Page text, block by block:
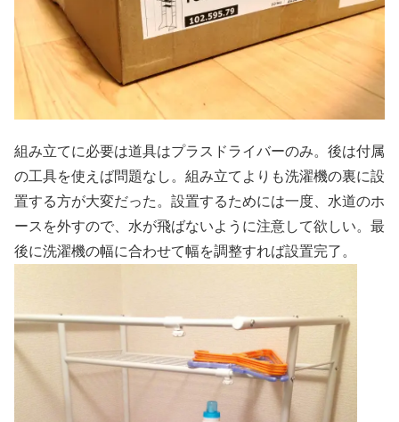
組み立てに必要は道具はプラスドライバーのみ。後は付属
の工具を使えば問題なし。組み立てよりも洗濯機の裏に設
置する方が大変だった。設置するためには一度、水道のホ
ースを外すので、水が飛ばないように注意して欲しい。最
後に洗濯機の幅に合わせて幅を調整すれば設置完了。